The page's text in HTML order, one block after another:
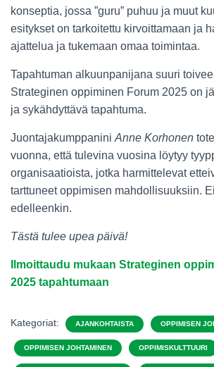
konseptia, jossa ”guru” puhuu ja muut
esitykset on tarkoitettu kirvoittamaan ja
ajattelua ja tukemaan omaa toimintaa.
Tapahtuman alkuunpanijana suuri
Strateginen oppiminen Forum 2025 on
ja sykähdyttävä tapahtuma.
Juontajakumppanini Anne Korhonen
vuonna, että tulevina vuosina löytyy
organisaatioista, jotka harmittelevat
tarttuneet oppimisen mahdollisuuksiin.
edelleenkin.
Tästä tulee upea päivä!
Ilmoittaudu mukaan Strateginen
2025 tapahtumaan
Kategoriat: AJANKOHTAISTA OPPIMISEN
OPPIMISEN JOHTAMINEN OPPIMISKULTTUURI